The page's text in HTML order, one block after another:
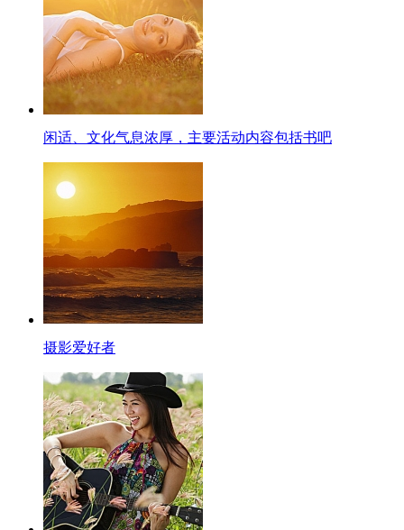
闲适、文化气息浓厚，主要活动内容包括书吧
摄影爱好者